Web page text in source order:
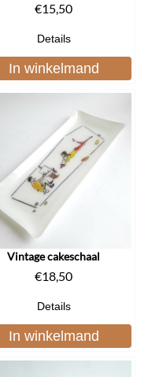
€15,50
Details
In winkelmand
Vintage cakeschaal
€18,50
Details
In winkelmand